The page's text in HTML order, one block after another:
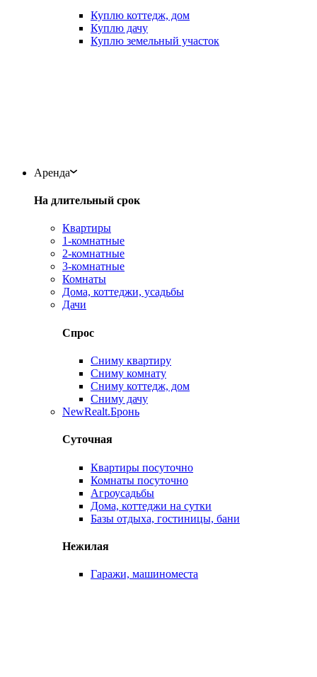
Куплю коттедж, дом
Куплю дачу
Куплю земельный участок
Аренда
На длительный срок
Квартиры
1-комнатные
2-комнатные
3-комнатные
Комнаты
Дома, коттеджи, усадьбы
Дачи
Спрос
Сниму квартиру
Сниму комнату
Сниму коттедж, дом
Сниму дачу
NewRealt.Бронь
Суточная
Квартиры посуточно
Комнаты посуточно
Агроусадьбы
Дома, коттеджи на сутки
Базы отдыха, гостиницы, бани
Нежилая
Гаражи, машиноместа